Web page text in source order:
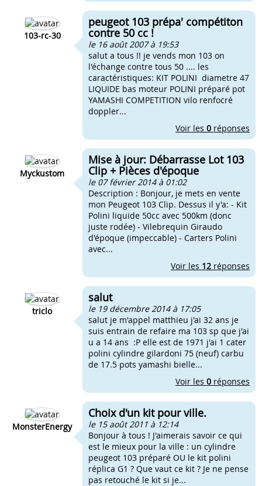
103-rc-30
peugeot 103 prépa' compétiton
contre 50 cc !
le 16 août 2007 à 19:53
salut a tous !! je vends mon 103 on
l'échange contre tous 50 .... les
caractéristiques: KIT POLINI diametre 47
LIQUIDE bas moteur POLINI préparé pot
YAMASHI COMPETITION vilo renfocré
doppler...
Voir les 0 réponses
Myckustom
Mise à jour: Débarrasse Lot 103
Clip + Pièces d'époque
le 07 février 2014 à 01:02
Description : Bonjour, je mets en vente
mon Peugeot 103 Clip. Dessus il y'a: - Kit
Polini liquide 50cc avec 500km (donc
juste rodée) - Vilebrequin Giraudo
d'époque (impeccable) - Carters Polini
avec...
Voir les 12 réponses
triclo
salut
le 19 décembre 2014 à 17:05
salut je m'appel matthieu j'ai 32 ans je
suis entrain de refaire ma 103 sp que j'ai
u a 14 ans :P elle est de 1971 j'ai 1 cater
polini cylindre gilardoni 75 (neuf) carbu
de 17.5 pots yamashi bielle...
Voir les 0 réponses
MonsterEnergy
Choix d'un kit pour ville.
le 15 août 2011 à 12:14
Bonjour à tous ! J'aimerais savoir ce qui
est le mieux pour la ville : un cylindre
peugeot 103 préparé OU le kit polini
réplica G1 ? Que vaut ce kit ? Je ne pense
pas retouché le kit si je...